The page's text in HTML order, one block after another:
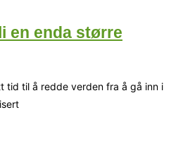
en enda større
tid til å redde verden fra å gå inn i